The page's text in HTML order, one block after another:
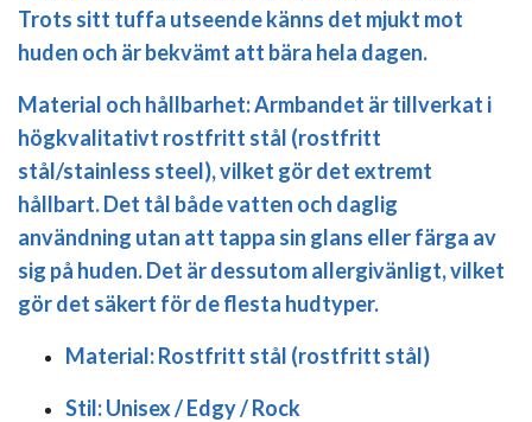
Trots sitt tuffa utseende känns det mjukt mot
huden och är bekvämt att bära hela dagen.
Material och hållbarhet:Armbandet är tillverkat i
högkvalitativt rostfritt stål (rostfritt
stål/stainless steel), vilket gör det extremt
hållbart. Det tål både vatten och daglig
användning utan att tappa sin glans eller färga av
sig på huden. Det är dessutom allergivänligt, vilket
gör det säkert för de flesta hudtyper.
Material:Rostfritt stål (rostfritt stål)
Stil:Unisex / Edgy / Rock